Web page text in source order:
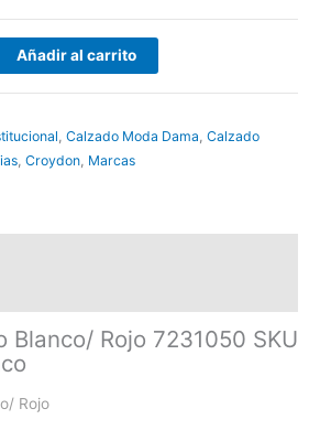
Añadir al carrito
Calzado Moda Dama Calzado
Croydon Marcas
Blanco/ Rojo 7231050 SKU
Rojo